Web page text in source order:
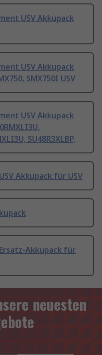
USV Akkupack
USV Akkupack
SMX750I USV
USV Akkupack
SU48R3XLBP,
Akkupack für USV
Akkupack für
neuesten